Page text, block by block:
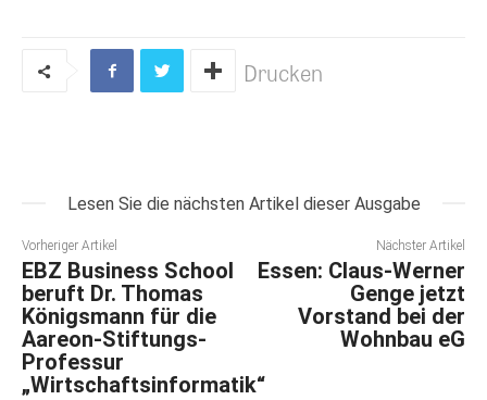
Drucken
Lesen Sie die nächsten Artikel dieser Ausgabe
Vorheriger Artikel
EBZ Business School
beruft Dr. Thomas
Königsmann für die
Aareon-Stiftungs-
Professur
„Wirtschaftsinformatik“
Nächster Artikel
Essen: Claus-Werner
Genge jetzt
Vorstand bei der
Wohnbau eG